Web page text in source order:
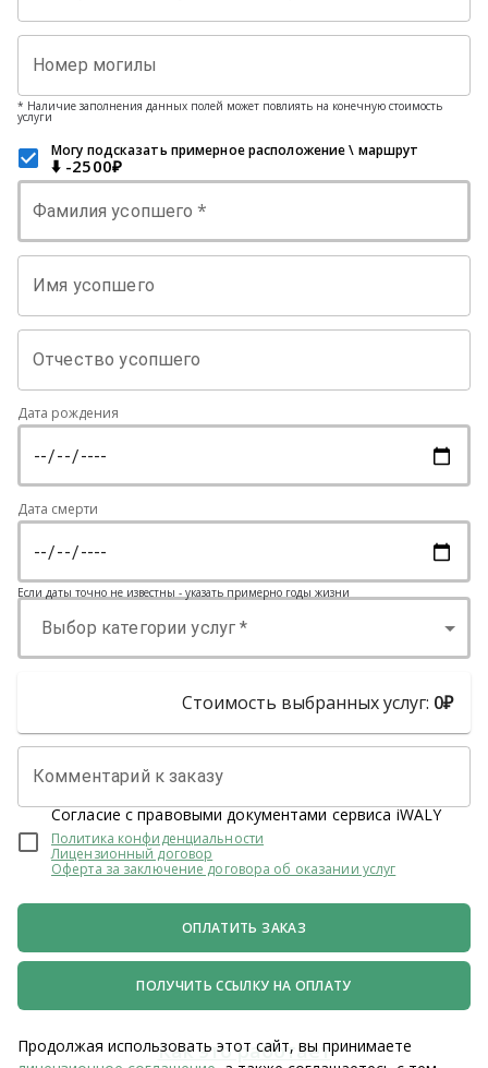
Номер могилы
* Наличие заполнения данных полей может повлиять на конечную стоимость
услуги
Могу подсказать примерное расположение \ маршрут
⬇️ -2500₽
Фамилия усопшего *
Имя усопшего
Отчество усопшего
Дата рождения
Дата смерти
Если даты точно не известны - указать примерно годы жизни
Выбор категории услуг *
Стоимость выбранных услуг: 0₽
Комментарий к заказу
ОПЛАТИТЬ ЗАКАЗ
ПОЛУЧИТЬ ССЫЛКУ НА ОПЛАТУ
Как это работает
Согласие с правовыми документами сервиса iWALY
Политика конфиденциальности
Лицензионный договор
Оферта за заключение договора об оказании услуг
Продолжая использовать этот сайт, вы принимаете